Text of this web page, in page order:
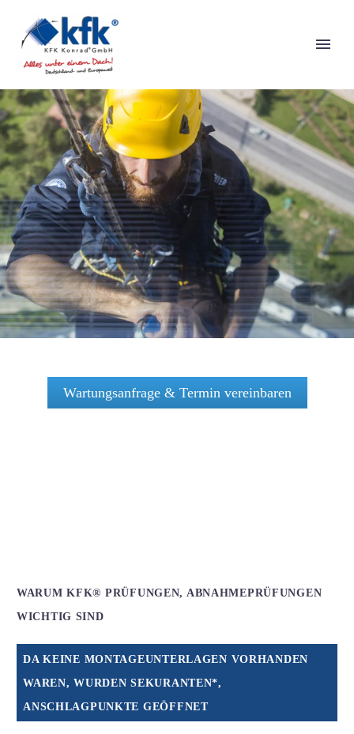
Wartungsanfrage & Termin vereinbaren
WARUM KFK® PRÜFUNGEN, ABNAHMEPRÜFUNGEN
WICHTIG SIND
DA KEINE MONTAGEUNTERLAGEN VORHANDEN
WAREN, WURDEN SEKURANTEN*,
ANSCHLAGPUNKTE GEÖFFNET